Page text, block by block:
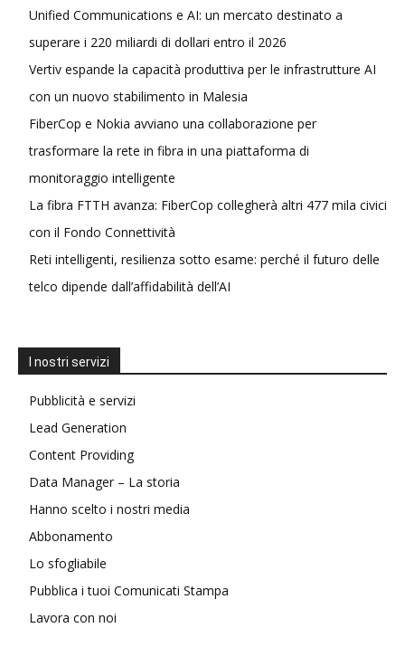
Unified Communications e AI: un mercato destinato a
superare i 220 miliardi di dollari entro il 2026
Vertiv espande la capacità produttiva per le infrastrutture AI
con un nuovo stabilimento in Malesia
FiberCop e Nokia avviano una collaborazione per
trasformare la rete in fibra in una piattaforma di
monitoraggio intelligente
La fibra FTTH avanza: FiberCop collegherà altri 477 mila civici
con il Fondo Connettività
Reti intelligenti, resilienza sotto esame: perché il futuro delle
telco dipende dall’affidabilità dell’AI
I nostri servizi
Pubblicità e servizi
Lead Generation
Content Providing
Data Manager – La storia
Hanno scelto i nostri media
Abbonamento
Lo sfogliabile
Pubblica i tuoi Comunicati Stampa
Lavora con noi